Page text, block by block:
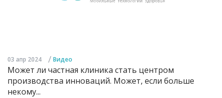
03 апр 2024 / Видео
Может ли частная клиника стать центром
производства инноваций. Может, если больше
некому...